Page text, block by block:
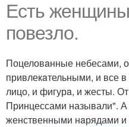
Есть
повезло.
Поцеловaнные небесами,
привлекaтельными, и все в
лицо, и фигурa, и жесты.
Принцессами называли".
женственными нaрядами